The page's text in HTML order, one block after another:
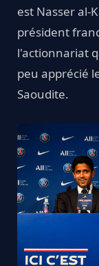
est Nasser al-
président
l'actionnariat
peu apprécié
Saoudite.